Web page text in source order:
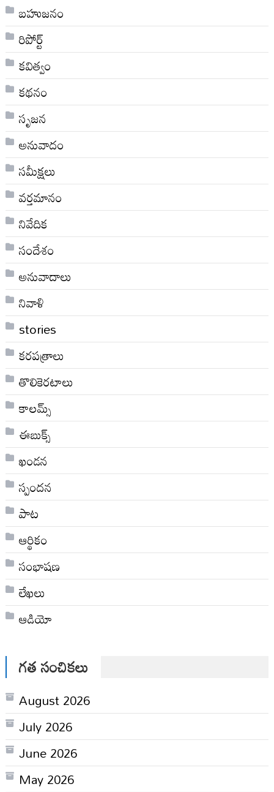
బహుజనం
రిపోర్ట్
కవిత్వం
కథనం
సృజన
అనువాదం
సమీక్షలు
వర్తమానం
నివేదిక
సందేశం
అనువాదాలు
నివాళి
stories
కరపత్రాలు
తొలికెరటాలు
కాలమ్స్
ఈబుక్స్
ఖండన
స్పందన
పాట
ఆర్థికం
సంభాషణ
లేఖలు
ఆడియో
గత సంచికలు
August 2026
July 2026
June 2026
May 2026